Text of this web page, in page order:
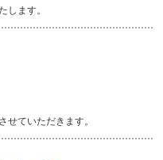
します。
ていただきます。